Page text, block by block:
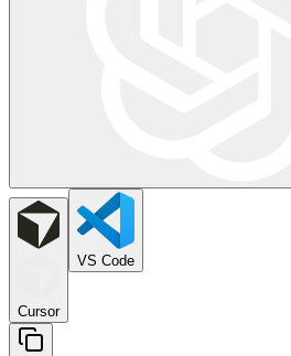
Cursor
VS Code